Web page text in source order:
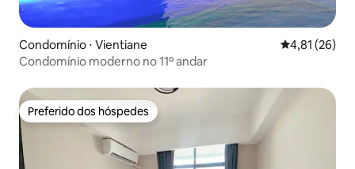
Condomínio ⋅ Vientiane 4,81 de uma
4,81 (26)
Condomínio moderno no 11º andar
Preferido dos hóspedes
Preferido dos hóspedes